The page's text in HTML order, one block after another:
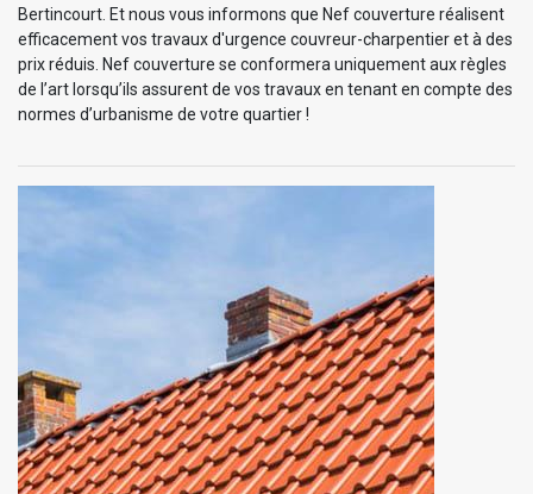
Bertincourt. Et nous vous informons que Nef couverture réalisent
efficacement vos travaux d'urgence couvreur-charpentier et à des
prix réduis. Nef couverture se conformera uniquement aux règles
de l’art lorsqu’ils assurent de vos travaux en tenant en compte des
normes d’urbanisme de votre quartier !